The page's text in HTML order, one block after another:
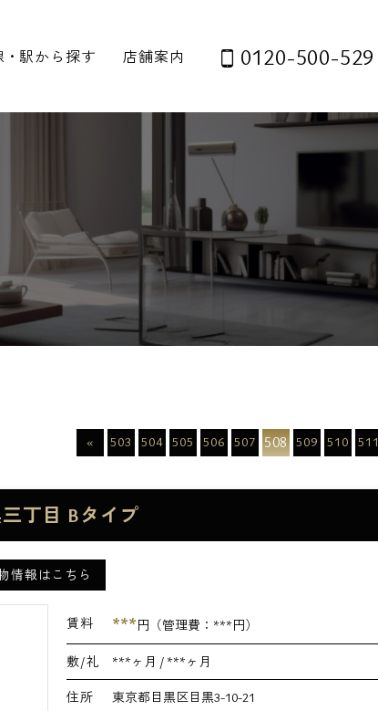
・駅から探す 店舗案内 0120-500-529
«
503 504 505 506 507 508 509 510 511
丁目 Bタイプ
情報はこちら
賃料 ***円（管理費： ***円）
敷/礼 ***ヶ月 / ***ヶ月
住所 東京都目黒区目黒3-10-21